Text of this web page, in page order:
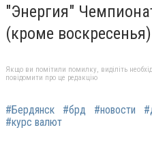
"Энергия"
(кроме
Якщо ви помітили помилку, виділіть
повідомити про це редакцію
#Бердянск #брд #новости
#курс валют